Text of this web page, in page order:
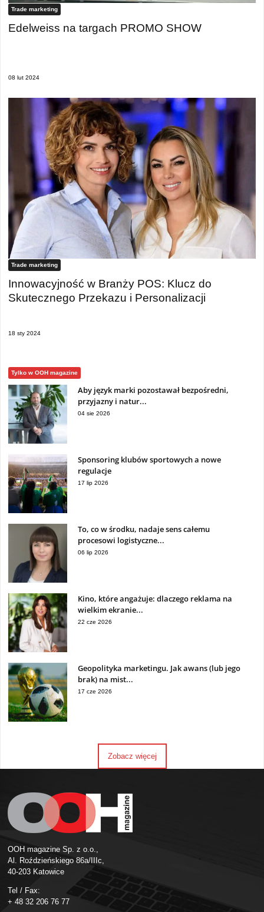
Trade marketing
Edelweiss na targach PROMO SHOW
08 lut 2024
Trade marketing
Innowacyjność w Branży POS: Klucz do
Skutecznego Przekazu i Personalizacji
18 sty 2024
Tylko w OOH magazine
Aby język marki pozostawał bezpośredni,
przyjazny i natur...
04 sie 2026
Sponsoring klubów sportowych a nowe
regulacje
17 lip 2026
To, co w środku, nadaje sens całemu
procesowi logistyczne...
06 lip 2026
Kino, które angażuje: dlaczego reklama na
wielkim ekranie...
22 cze 2026
Geopolityka marketingu. Jak awans (lub jego
brak) na mist...
17 cze 2026
Zobacz więcej
OOH magazine Sp. z o.o.,
Al. Roździeńskiego 86a/IIIc,
40-203 Katowice
Tel / Fax:
+ 48 32 206 76 77